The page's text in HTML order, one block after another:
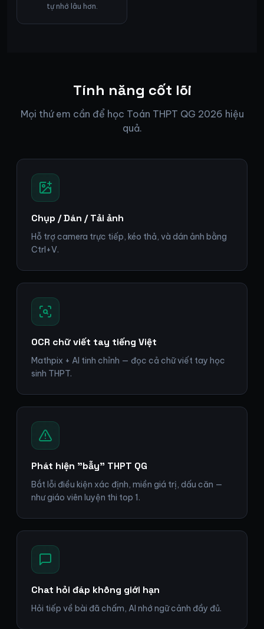
tự nhớ lâu hơn.
Tính năng cốt lõi
Mọi thứ em cần để học Toán THPT QG 2026 hiệu
quả.
Chụp / Dán / Tải ảnh
Hỗ trợ camera trực tiếp, kéo thả, và dán ảnh bằng
Ctrl+V.
OCR chữ viết tay tiếng Việt
Mathpix + AI tinh chỉnh — đọc cả chữ viết tay học
sinh THPT.
Phát hiện "bẫy" THPT QG
Bắt lỗi điều kiện xác định, miền giá trị, dấu căn —
như giáo viên luyện thi top 1.
Chat hỏi đáp không giới hạn
Hỏi tiếp về bài đã chấm, AI nhớ ngữ cảnh đầy đủ.